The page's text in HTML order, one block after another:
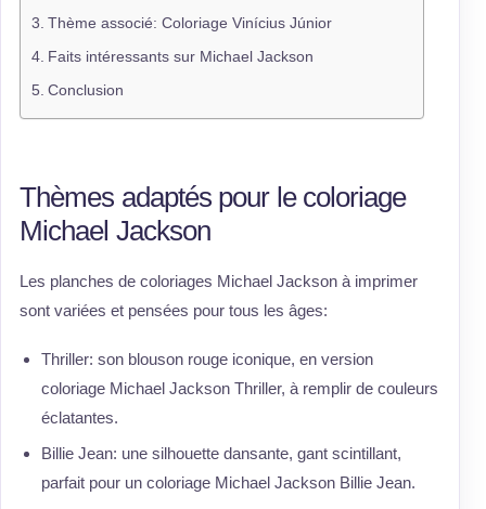
Thème associé: Coloriage Vinícius Júnior
Faits intéressants sur Michael Jackson
Conclusion
Thèmes adaptés pour le coloriage
Michael Jackson
Les planches de coloriages Michael Jackson à imprimer
sont variées et pensées pour tous les âges:
Thriller: son blouson rouge iconique, en version
coloriage Michael Jackson Thriller, à remplir de couleurs
éclatantes.
Billie Jean: une silhouette dansante, gant scintillant,
parfait pour un coloriage Michael Jackson Billie Jean.